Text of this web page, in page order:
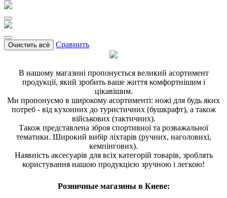
Очистить всё Сравнить
В нашому магазині пропонується великий асортимент
продукції, який зробить ваше життя комфортнішим і
цікавішим.
Ми пропонуємо в широкому асортименті: ножі для будь яких
потреб - від кухонних до туристичних (бушкрафт), а також
військових (тактичних).
Також представлена зброя спортивної та розважальної
тематики. Широкий вибір ліхтарів (ручних, наголовихі,
кемпінгових).
Наявність аксесуарів для всіх категорій товарів, зроблять
користування нашою продукцією зручною і легкою!
Розничные магазины в Киеве: